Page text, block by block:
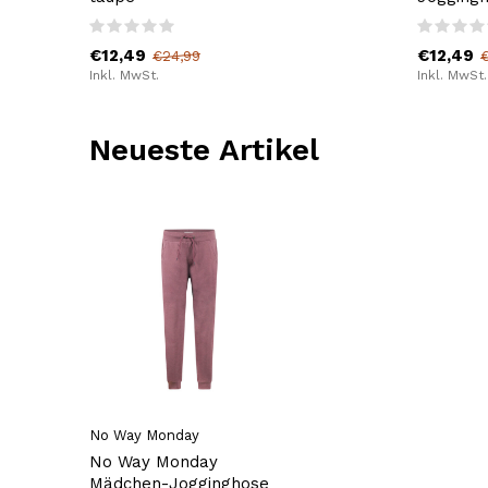
€12,49 €24,99
Inkl. MwSt.
€12,49
Inkl. MwSt.
Neueste Artikel
No Way Monday
No Way Monday